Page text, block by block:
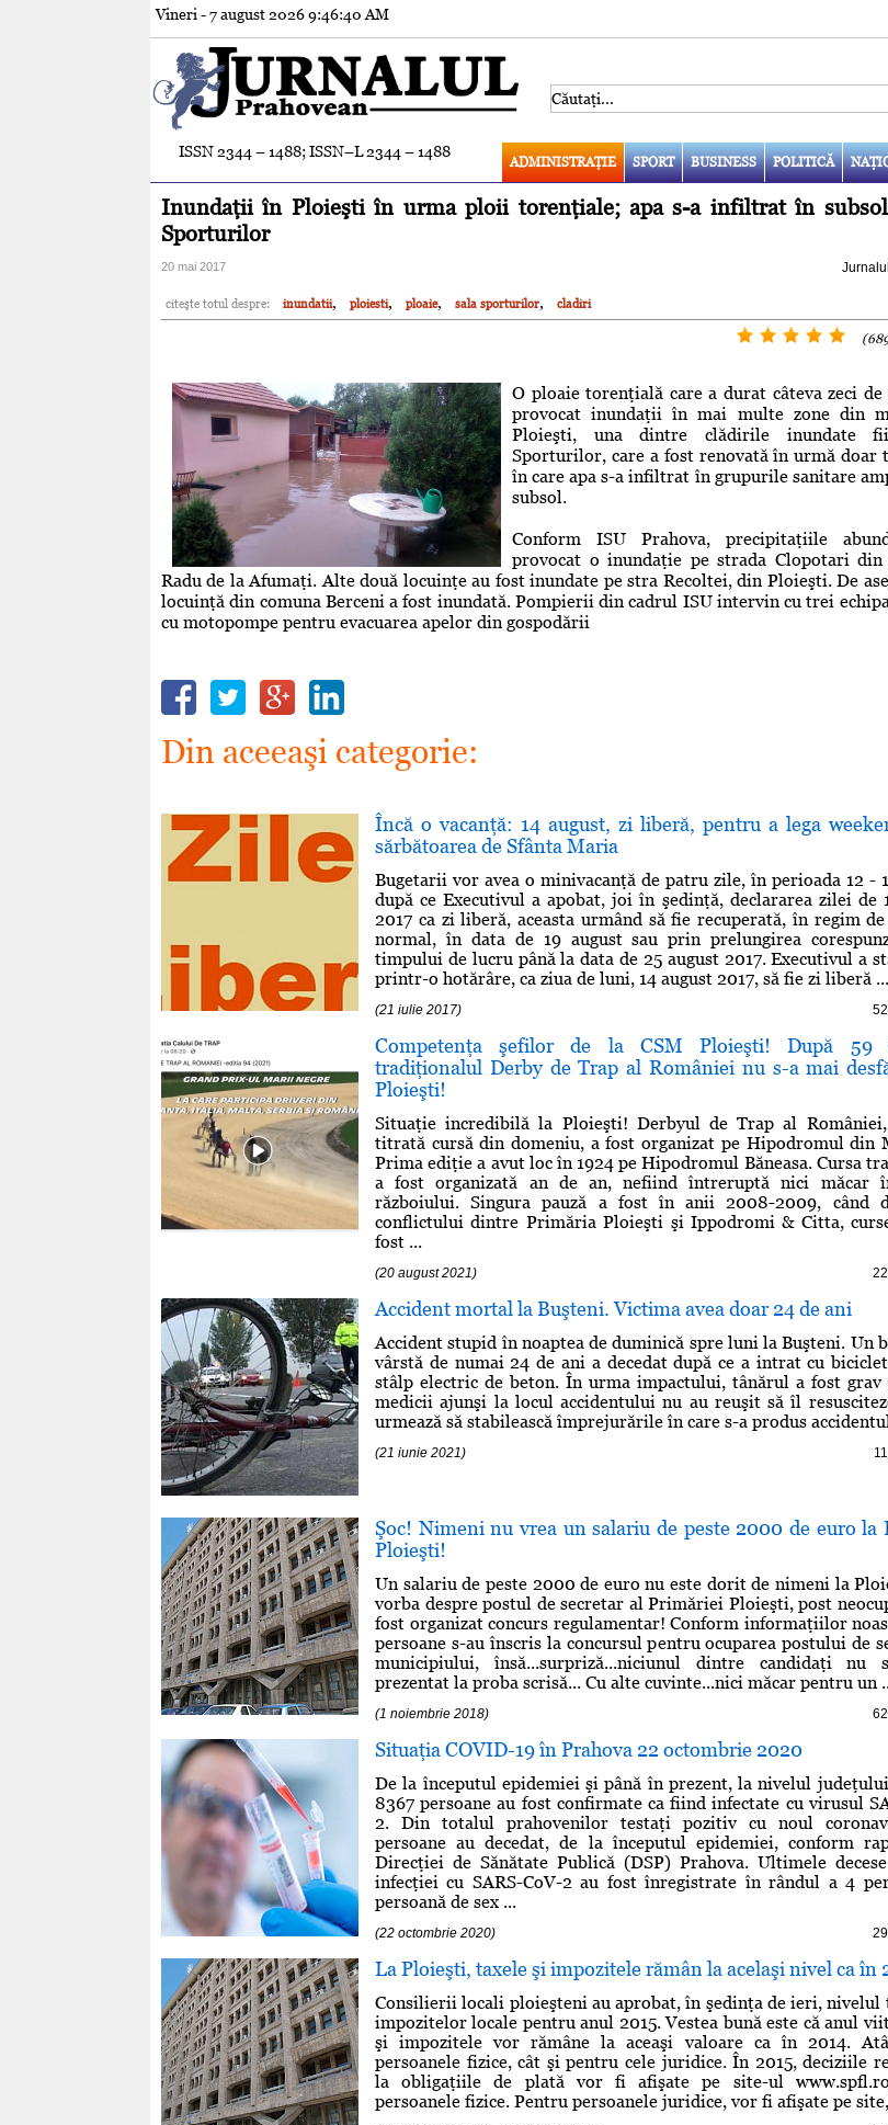
Vineri - 7 august 20269:46:41 AM
ISSN 2344 – 1488; ISSN–L 2344 – 1488
ADMINISTRAŢIE SPORT BUSINESS POLITICĂ
Inundaţii în Ploieşti în urma ploii torenţiale; apa s-a infiltrat în
Sporturilor
20 mai 2017
citeşte totul despre: inundatii, ploiesti, ploaie, sala sporturilor, cladiri
O ploaie torenţială care a durat câteva zeci
provocat inundaţii în mai multe zone din
Ploieşti, una dintre clădirile inundate
Sporturilor, care a fost renovată în urmă doar
în care apa s-a infiltrat în grupurile sanitare
subsol.
Conform ISU Prahova, precipitaţiile
provocat o inundaţie pe strada Clopotari
Radu de la Afumaţi. Alte două locuinţe au fost inundate pe stra Recoltei, din Ploieşti. De
locuinţă din comuna Berceni a fost inundată. Pompierii din cadrul ISU intervin cu trei
cu motopompe pentru evacuarea apelor din gospodării
Din aceeaşi categorie:
Încă o vacanţă: 14 august, zi liberă, pentru a lega
sărbătoarea de Sfânta Maria
Bugetarii vor avea o minivacanţă de patru zile, în perioada 12 -
după ce Executivul a apobat, joi în şedinţă, declararea zilei de
2017 ca zi liberă, aceasta urmând să fie recuperată, în regim
normal, în data de 19 august sau prin prelungirea
timpului de lucru până la data de 25 august 2017. Executivul a
printr-o hotărâre, ca ziua de luni, 14 august 2017, să fie zi liberă ...
(21 iulie 2017)
Competenţa şefilor de la CSM Ploieşti! După 59
tradiţionalul Derby de Trap al României nu s-a mai
Ploieşti!
Situaţie incredibilă la Ploieşti! Derbyul de Trap al
titrată cursă din domeniu, a fost organizat pe Hipodromul din
Prima ediţie a avut loc în 1924 pe Hipodromul Băneasa. Cursa
a fost organizată an de an, nefiind întreruptă nici măcar
războiului. Singura pauză a fost în anii 2008-2009, când
conflictului dintre Primăria Ploieşti şi Ippodromi & Citta,
fost ...
(20 august 2021)
Accident mortal la Buşteni. Victima avea doar 24 de ani
Accident stupid în noaptea de duminică spre luni la Buşteni. Un
vârstă de numai 24 de ani a decedat după ce a intrat cu
stâlp electric de beton. În urma impactului, tânărul a fost
medicii ajunşi la locul accidentului nu au reuşit să îl
urmează să stabilească împrejurările în care s-a produs
(21 iunie 2021)
Şoc! Nimeni nu vrea un salariu de peste 2000 de euro la
Ploieşti!
Un salariu de peste 2000 de euro nu este dorit de nimeni la
vorba despre postul de secretar al Primăriei Ploieşti, post
fost organizat concurs regulamentar! Conform informaţiilor
persoane s-au înscris la concursul pentru ocuparea postului de
municipiului, însă...surpriză...niciunul dintre candidaţi nu
prezentat la proba scrisă... Cu alte cuvinte...nici măcar pentru un
(1 noiembrie 2018)
Situaţia COVID-19 în Prahova 22 octombrie 2020
De la începutul epidemiei şi până în prezent, la nivelul
8367 persoane au fost confirmate ca fiind infectate cu virusul
2. Din totalul prahovenilor testaţi pozitiv cu noul
persoane au decedat, de la începutul epidemiei, conform
Direcţiei de Sănătate Publică (DSP) Prahova. Ultimele
infecţiei cu SARS-CoV-2 au fost înregistrate în rândul a 4
persoană de sex ...
(22 octombrie 2020)
La Ploieşti, taxele şi impozitele rămân la acelaşi nivel ca în
Consilierii locali ploieşteni au aprobat, în şedinţa de ieri, nivelul
impozitelor locale pentru anul 2015. Vestea bună este că anul
şi impozitele vor rămâne la aceaşi valoare ca în 2014.
persoanele fizice, cât şi pentru cele juridice. În 2015, deciziile
la obligaţiile de plată vor fi afişate pe site-ul
persoanele fizice. Pentru persoanele juridice, vor fi afişate pe